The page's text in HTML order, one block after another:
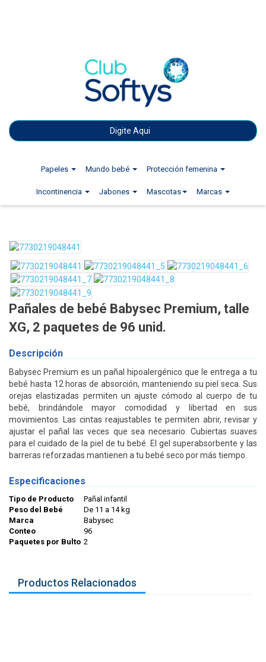
Papeles Mundo bebé Protección femenina
Incontinencia Jabones Mascotas Marcas
Pañales de bebé Babysec Premium, talle
XG, 2 paquetes de 96 unid.
Descripción
Babysec Premium es un pañal hipoalergénico que le entrega a tu
bebé hasta 12 horas de absorción, manteniendo su piel seca. Sus
orejas elastizadas permiten un ajuste cómodo al cuerpo de tu
bebé, brindándole mayor comodidad y libertad en sus
movimientos. Las cintas reajustables te permiten abrir, revisar y
ajustar el pañal las veces que sea necesario. Cubiertas suaves
para el cuidado de la piel de tu bebé. El gel superabsorbente y las
barreras reforzadas mantienen a tu bebé seco por más tiempo.
Especificaciones
Tipo de Producto
Pañal infantil
Peso del Bebé
De 11 a 14 kg
Marca
Babysec
Conteo
96
Paquetes por Bulto 2
Productos Relacionados